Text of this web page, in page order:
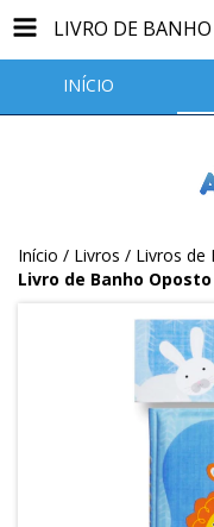
INÍCIO
Início / Livros / Livros de
Livro de Banho